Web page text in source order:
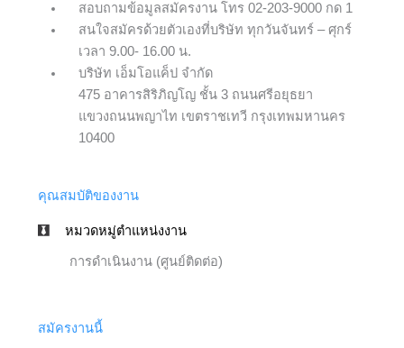
สอบถามข้อมูลสมัครงาน โทร 02-203-9000 กด 1
สนใจสมัครด้วยตัวเองที่บริษัท ทุกวันจันทร์ – ศุกร์
เวลา 9.00- 16.00 น.
บริษัท เอ็มโอแค็ป จำกัด
475 อาคารสิริภิญโญ ชั้น 3 ถนนศรีอยุธยา
แขวงถนนพญาไท เขตราชเทวี กรุงเทพมหานคร
10400
คุณสมบัติของงาน
หมวดหมู่ตำแหน่งงาน
การดำเนินงาน (ศูนย์ติดต่อ)
สมัครงานนี้